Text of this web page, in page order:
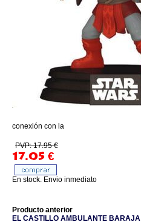
conexión con la
PVP: 17.95 €
17.05 €
En stock. Envio inmediato
Producto anterior
EL CASTILLO AMBULANTE BARAJA